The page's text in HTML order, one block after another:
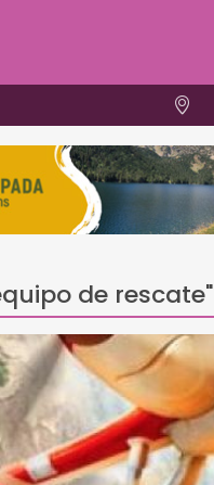
de rescate"